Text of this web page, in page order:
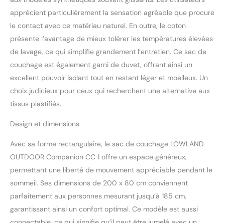
facile à transporter et à
ranger. COMPOSABLE :
(système Zip-together
YKK 5CN) permet de
couchage en un grand
ensemble. La petite
poche intérieure pour les
objets de valeur est
et de fermer plus
les tissus de se coincer.
Le sac de couchage peut
être complètement
ouvert et utilisé comme
couverture Fabriqué aux
Pays-Bas : tous les sacs
apprécient particulièrement la sensation agréable que procure
le contact avec ce matériau naturel. En outre, le coton
présente l’avantage de mieux tolérer les températures élevées
de lavage, ce qui simplifie grandement l’entretien. Ce sac de
couchage est également garni de duvet, offrant ainsi un
excellent pouvoir isolant tout en restant léger et moelleux. Un
choix judicieux pour ceux qui recherchent une alternative aux
tissus plastifiés.
Design et dimensions
Avec sa forme rectangulaire, le sac de couchage LOWLAND
OUTDOOR Companion CC 1 offre un espace généreux,
permettant une liberté de mouvement appréciable pendant le
sommeil. Ses dimensions de 200 x 80 cm conviennent
parfaitement aux personnes mesurant jusqu’à 185 cm,
garantissant ainsi un confort optimal. Ce modèle est aussi